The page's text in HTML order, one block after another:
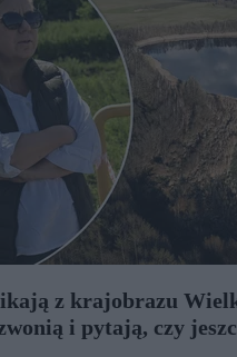
z krajobrazu
i pytają, czy